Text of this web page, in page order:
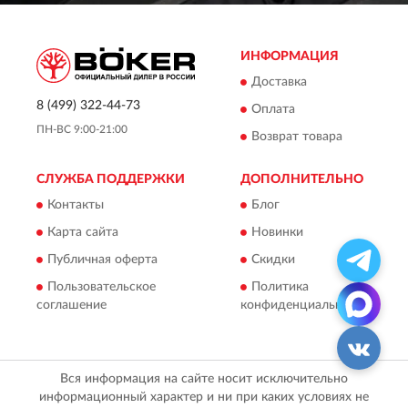
8 (499) 322-44-73
ПН-ВС 9:00-21:00
ИНФОРМАЦИЯ
Доставка
Оплата
Возврат товара
СЛУЖБА ПОДДЕРЖКИ
Контакты
Карта сайта
Публичная оферта
Пользовательское
соглашение
ДОПОЛНИТЕЛЬНО
Блог
Новинки
Скидки
Политика
конфиденциальности
Вся информация на сайте носит исключительно
информационный характер и ни при каких условиях не